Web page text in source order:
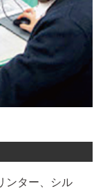
ンター、シル